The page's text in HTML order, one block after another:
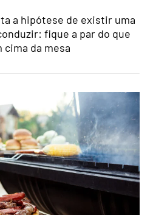
a hipótese de existir uma
fique a par do que
cima da mesa